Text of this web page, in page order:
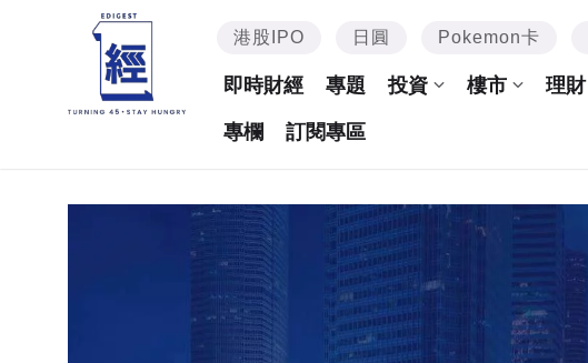
港股IPO 日圓 Pokemon卡
即時財經 專題 投資 樓市 理財
專欄 訂閱專區